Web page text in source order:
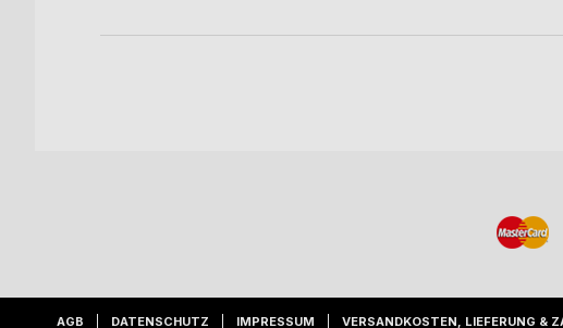
AGB DATENSCHUTZ IMPRESSUM VERSANDKOSTEN, LIEFERUNG &